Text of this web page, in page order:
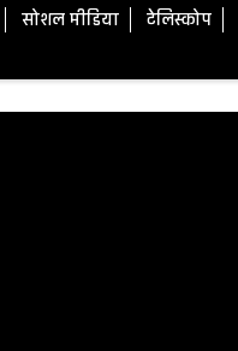
सोशल मीडिया टेलिस्कोप